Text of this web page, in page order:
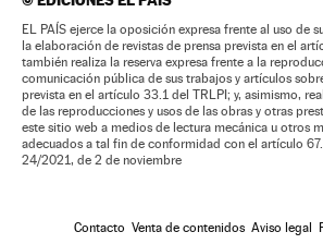
EL PAÍS ejerce la oposición expresa frente al uso de
la elaboración de revistas de prensa prevista en el
también realiza la reserva expresa frente a la
comunicación pública de sus trabajos y artículos
prevista en el artículo 33.1 del TRLPI; y, asimismo,
de las reproducciones y usos de las obras y otras
este sitio web a medios de lectura mecánica u otros
adecuados a tal fin de conformidad con el artículo
24/2021, de 2 de noviembre
Contacto Venta de contenidos Aviso legal